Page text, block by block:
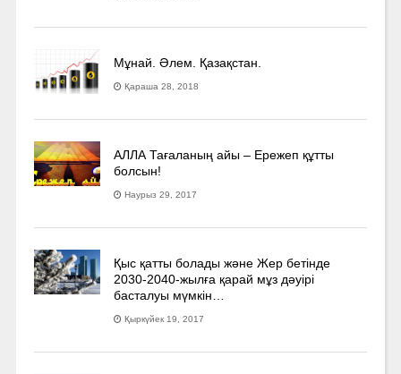
Мұнай. Әлем. Қазақстан.
Қараша 28, 2018
АЛЛА Тағаланың айы – Ережеп құтты
болсын!
Наурыз 29, 2017
Қыс қатты болады және Жер бетінде
2030-2040­-жылға қарай мұз дәуірі
басталуы мүмкін…
Қыркүйек 19, 2017